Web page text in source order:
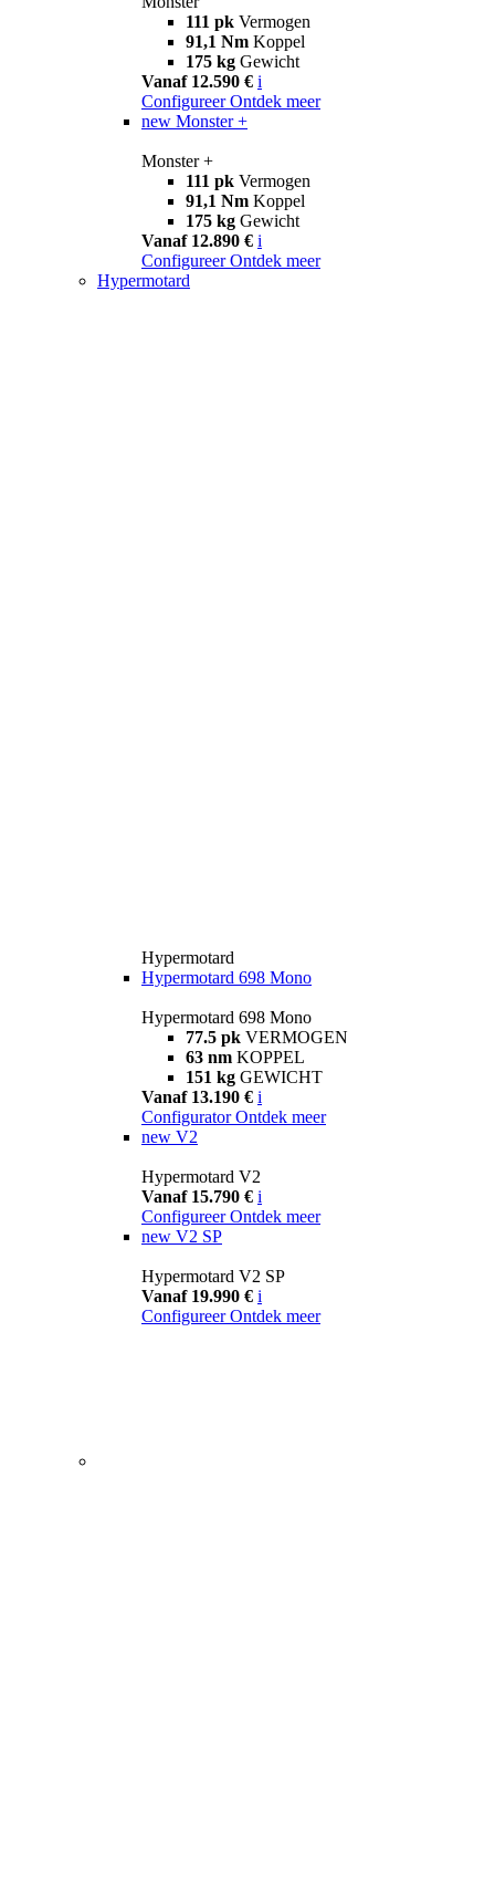
111 pk Vermogen
91,1 Nm Koppel
175 kg Gewicht
Vanaf 12.590 € i
Configureer Ontdek meer
new Monster +
Monster +
111 pk Vermogen
91,1 Nm Koppel
175 kg Gewicht
Vanaf 12.890 € i
Configureer Ontdek meer
Hypermotard
Hypermotard
Hypermotard 698 Mono
Hypermotard 698 Mono
77.5 pk VERMOGEN
63 nm KOPPEL
151 kg GEWICHT
Vanaf 13.190 € i
Configurator Ontdek meer
new V2
Hypermotard V2
Vanaf 15.790 € i
Configureer Ontdek meer
new V2 SP
Hypermotard V2 SP
Vanaf 19.990 € i
Configureer Ontdek meer